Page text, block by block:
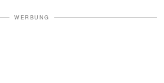
WERBUNG